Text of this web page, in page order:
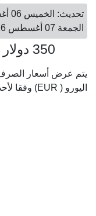
الجمعة 07 أغسطس 2026, 03:55 ص ، بروكسل
350 دولار أمريكي = 303.78 يورو
اليورو ( EUR) وفقا لأحدث أسعار الصرف.